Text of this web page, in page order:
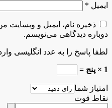
ایمیل *
ذخیره نام، ایمیل و وبسایت
دوباره دیدگاهی می‌نویسم.
لطفا پاسخ را به عدد انگلیسی
1 × پنج =
امتیاز شما
نقاط قوت